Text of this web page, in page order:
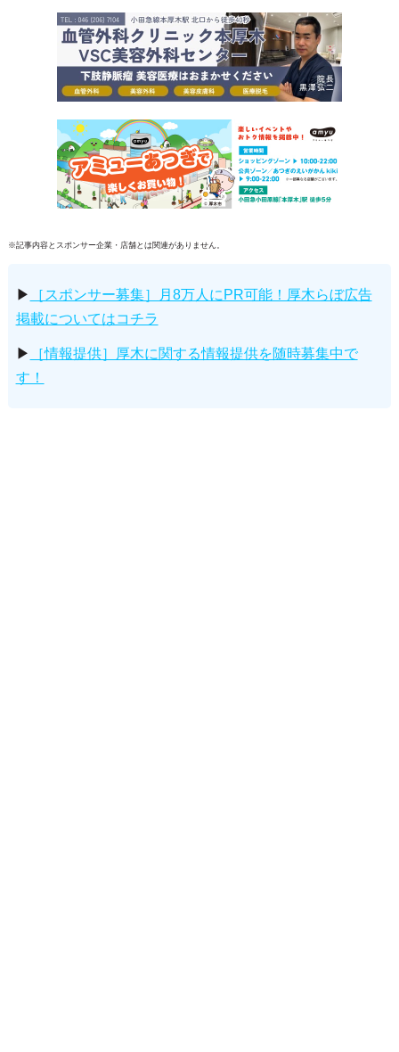
※記事内容とスポンサー企業・店舗とは関連がありません。
▶
［スポンサー募集］月8万人にPR可能！厚木らぼ広告
掲載についてはコチラ
▶
［情報提供］厚木に関する情報提供を随時募集中で
す！